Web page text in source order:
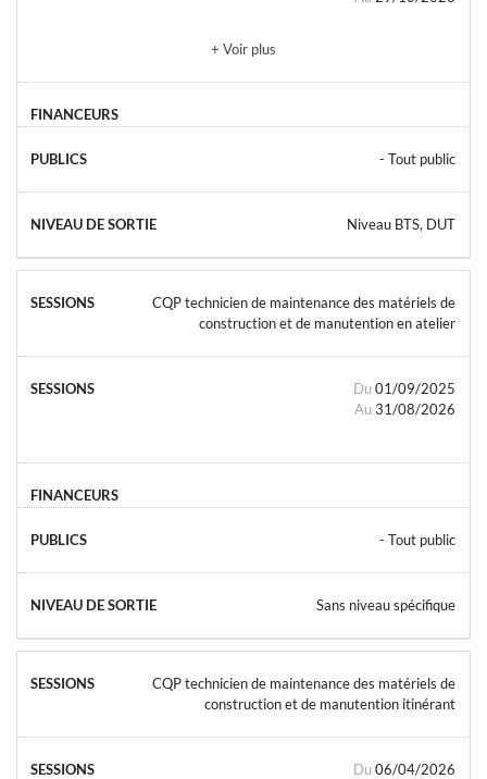
+ Voir plus
- Tout public
Niveau BTS, DUT
CQP technicien de maintenance des matériels de
construction et de manutention en atelier
Du 01/09/2025
Au 31/08/2026
- Tout public
Sans niveau spécifique
CQP technicien de maintenance des matériels de
construction et de manutention itinérant
Du 06/04/2026